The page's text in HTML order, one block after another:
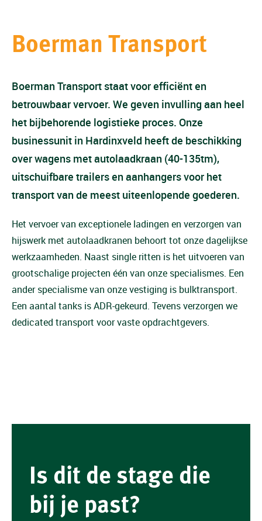
Boerman Transport
Boerman Transport staat voor efficiënt en
betrouwbaar vervoer. We geven invulling aan heel
het bijbehorende logistieke proces. Onze
businessunit in Hardinxveld heeft de beschikking
over wagens met autolaadkraan (40-135tm),
uitschuifbare trailers en aanhangers voor het
transport van de meest uiteenlopende goederen.
Het vervoer van exceptionele ladingen en verzorgen van
hijswerk met autolaadkranen behoort tot onze dagelijkse
werkzaamheden. Naast single ritten is het uitvoeren van
grootschalige projecten één van onze specialismes. Een
ander specialisme van onze vestiging is bulktransport.
Een aantal tanks is ADR-gekeurd. Tevens verzorgen we
dedicated transport voor vaste opdrachtgevers.
Is dit de stage die
bij je past?